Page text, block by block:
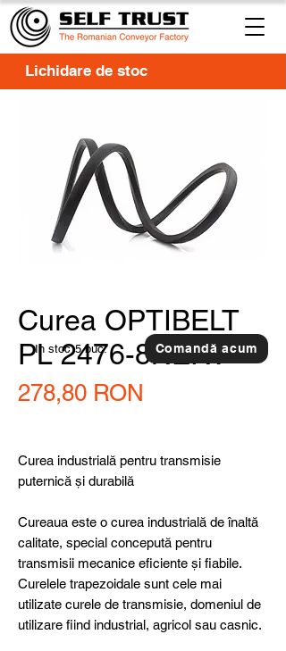
Curea OPTIBELT
PL 2476-8NERV
278,80 RON
Curea industrială pentru transmisie
puternică și durabilă
Cureaua este o curea industrială de înaltă
calitate, special concepută pentru
transmisii mecanice eficiente și fiabile.
Curelele trapezoidale sunt cele mai
utilizate curele de transmisie, domeniul de
utilizare fiind industrial, agricol sau casnic.
Lichidare de stoc
Comandă acum
In stoc 5 buc.